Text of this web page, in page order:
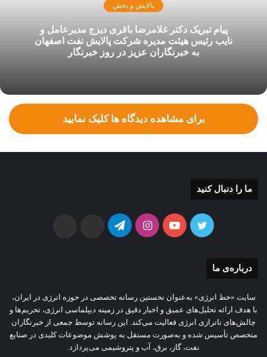
پالایش و پخش
پیام تبریک دکتر غلامرضا باقری دیزج مدیرعامل و
نایب رئیس هیئت مدیره شرکت پالایش نفت اصفهان
به خبرنگاران عزیز در روز خبرنگار
برای مشاهده دیدگاه ها کلیک نمایید
ما را دنبال کنید
توییتر یوتیوباینستاگرامتلگرام
درباره‌ی ما
سایت «خط انرژی» به‌عنوان نخستین رسانه تخصصی در حوزه انرژی در ایران،
با هدف ارائه تحلیل‌های عمیق و اخبار دقیق در زمینه دیپلماسی انرژی، تحریم‌ها و
چالش‌های ناترازی انرژی فعالیت می‌کند. این رسانه توسط جمعی از خبرنگاران
متخصص تأسیس شده و به‌صورت مستقل به پوشش موضوعات کلیدی در صنایع
نفت، گاز، برق، آب و پتروشیمی می‌پردازد.